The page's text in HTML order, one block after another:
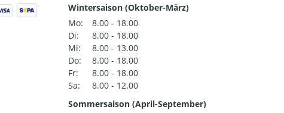
Wintersaison (Oktober-März)
Mo:
8.00 - 18.00
Di:
8.00 - 18.00
Mi:
8.00 - 13.00
Do:
8.00 - 18.00
Fr:
8.00 - 18.00
Sa:
8.00 - 12.00
Sommersaison (April-September)